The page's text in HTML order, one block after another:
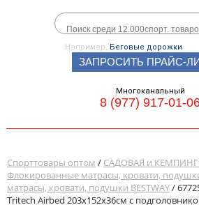
Например, Беговые дорожки
ЗАПРОСИТЬ ПРАЙС-
Многоканальный
8 (977) 917-01-
Спорттовары оптом / САДОВАЯ и
Флокированные матрасы, кровати,
матрасы, кровати, подушки BESTWAY/
Tritech Airbed 203х152х36см с